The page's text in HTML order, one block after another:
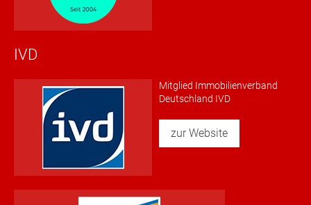
IVD
Mitglied Immobilienverband
Deutschland IVD
zur Website